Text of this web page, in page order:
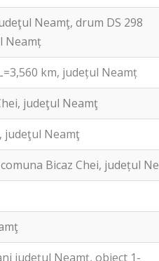
Neamţ, drum DS 298
Neamț
km, județul Neamț
judeţul Neamţ
judeţul Neamţ
Bicaz Chei, județul
judeţul Neamţ, obiect 1-